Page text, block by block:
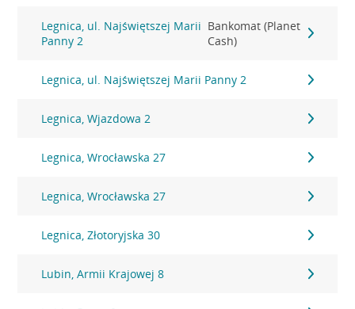
Legnica, ul. Najświętszej Marii
Panny 2
Bankomat (Planet
Cash)
Legnica, ul. Najświętszej Marii Panny 2
Legnica, Wjazdowa 2
Legnica, Wrocławska 27
Legnica, Wrocławska 27
Legnica, Złotoryjska 30
Lubin, Armii Krajowej 8